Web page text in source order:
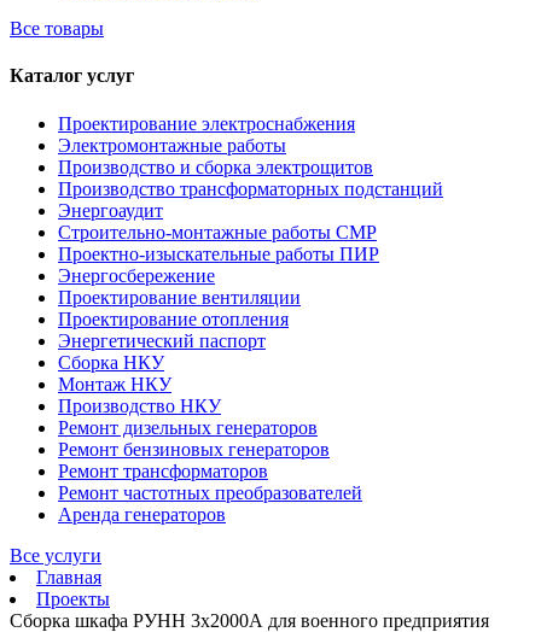
Все товары
Каталог услуг
Проектирование электроснабжения
Электромонтажные работы
Производство и сборка электрощитов
Производство трансформаторных подстанций
Энергоаудит
Строительно-монтажные работы СМР
Проектно-изыскательные работы ПИР
Энергосбережение
Проектирование вентиляции
Проектирование отопления
Энергетический паспорт
Сборка НКУ
Монтаж НКУ
Производство НКУ
Ремонт дизельных генераторов
Ремонт бензиновых генераторов
Ремонт трансформаторов
Ремонт частотных преобразователей
Аренда генераторов
Все услуги
Главная
Проекты
Сборка шкафа РУНН 3х2000А для военного предприятия